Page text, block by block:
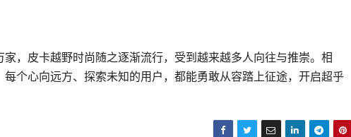
，皮卡越野时尚随之逐渐流行，受到越来越多人向往与推崇。相
个心向远方、探索未知的用户，都能勇敢从容踏上征途，开启超乎